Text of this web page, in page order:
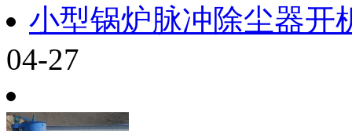
小型锅炉脉冲除尘器开
04-27